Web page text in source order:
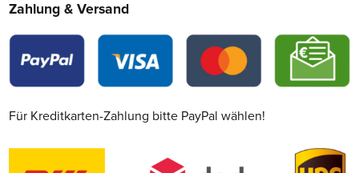
Zahlung & Versand
Für Kreditkarten-Zahlung bitte PayPal wählen!